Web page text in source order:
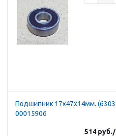
Подшипник 17х47х14мм. (6303
00015906
514 руб.